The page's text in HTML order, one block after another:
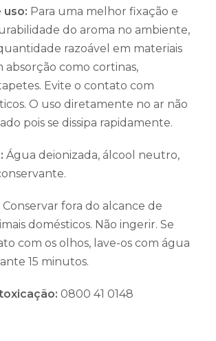
uso: Para uma melhor fixação e
do aroma no ambiente,
razoável em materiais
absorção como cortinas,
Evite o contato com
O uso diretamente no ar não
pois se dissipa rapidamente.
Água deionizada, álcool neutro,
Conservar fora do alcance de
domésticos. Não ingerir. Se
com os olhos, lave-os com água
15 minutos.
0800 41 0148